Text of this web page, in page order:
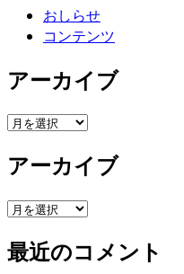
おしらせ
コンテンツ
アーカイブ
ア
カ
ブ
アーカイブ
ア
カ
最近のコメント